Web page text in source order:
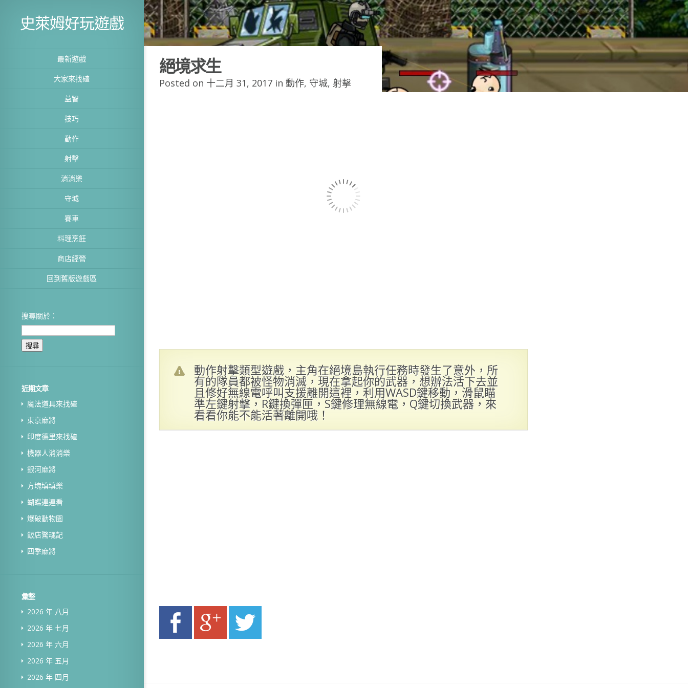
史萊姆好玩遊戲
最新遊戲
大家來找碴
益智
技巧
動作
射擊
消消樂
守城
賽車
料理烹飪
商店經營
回到舊版遊戲區
搜尋關於：
近期文章
魔法道具來找碴
東京麻將
印度德里來找碴
機器人消消樂
銀河麻將
方塊填填樂
蝴蝶連連看
爆破動物園
飯店驚魂記
四季麻將
彙整
2026 年 八月
2026 年 七月
2026 年 六月
2026 年 五月
2026 年 四月
絕境求生
Posted on 十二月 31, 2017 in 動作, 守城, 射擊
動作射擊類型遊戲，主角在絕境島執行任務時發生了意外，所
有的隊員都被怪物消滅，現在拿起你的武器，想辦法活下去並
且修好無線電呼叫支援離開這裡，利用WASD鍵移動，滑鼠瞄
準左鍵射擊，R鍵換彈匣，S鍵修理無線電，Q鍵切換武器，來
看看你能不能活著離開哦！